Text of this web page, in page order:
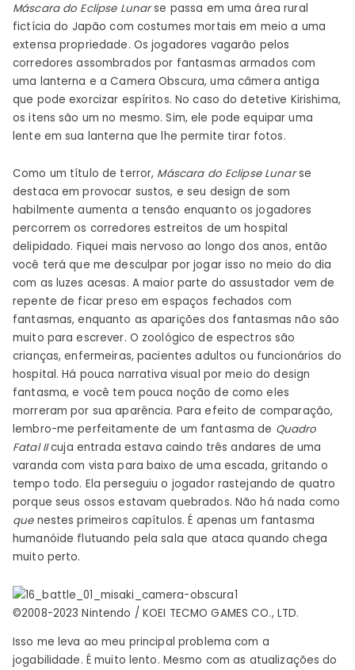
Máscara do Eclipse Lunarse passa em uma área rural
fictícia do Japão com costumes mortais em meio a uma
extensa propriedade. Os jogadores vagarão pelos
corredores assombrados por fantasmas armados com
uma lanterna e a Camera Obscura, uma câmera antiga
que pode exorcizar espíritos. No caso do detetive Kirishima,
os itens são um no mesmo. Sim, ele pode equipar uma
lente em sua lanterna que lhe permite tirar fotos.
Como um título de terror, Máscara do Eclipse Lunarse
destaca em provocar sustos, e seu design de som
habilmente aumenta a tensão enquanto os jogadores
percorrem os corredores estreitos de um hospital
delipidado. Fiquei mais nervoso ao longo dos anos, então
você terá que me desculpar por jogar isso no meio do dia
com as luzes acesas. A maior parte do assustador vem de
repente de ficar preso em espaços fechados com
fantasmas, enquanto as aparições dos fantasmas não são
muito para escrever. O zoológico de espectros são
crianças, enfermeiras, pacientes adultos ou funcionários do
hospital. Há pouca narrativa visual por meio do design
fantasma, e você tem pouca noção de como eles
morreram por sua aparência. Para efeito de comparação,
lembro-me perfeitamente de um fantasma de Quadro
Fatal IIcuja entrada estava caindo três andares de uma
varanda com vista para baixo de uma escada, gritando o
tempo todo. Ela perseguiu o jogador rastejando de quatro
porque seus ossos estavam quebrados. Não há nada como
quenestes primeiros capítulos. É apenas um fantasma
humanóide flutuando pela sala que ataca quando chega
muito perto.
©2008-2023 Nintendo / KOEI TECMO GAMES CO., LTD.
Isso me leva ao meu principal problema com a
jogabilidade. É muito lento. Mesmo com as atualizações do